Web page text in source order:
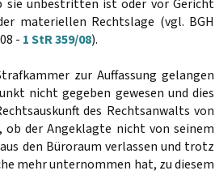
sie unbestritten ist oder vor Gericht
materiellen Rechtslage (vgl. BGH
- 1 StR 359/08).
zur Auffassung gelangen
nicht gegeben gewesen und dies
des Rechtsanwalts von
ob der Angeklagte nicht von seinem
den Büroraum verlassen und trotz
mehr unternommen hat, zu diesem